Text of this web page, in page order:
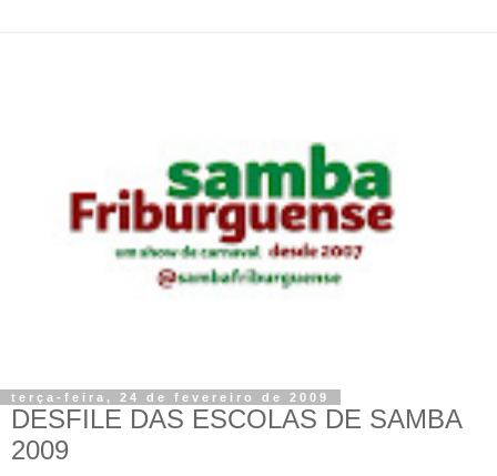
terça-feira, 24 de fevereiro de 2009
DESFILE DAS ESCOLAS DE SAMBA
2009